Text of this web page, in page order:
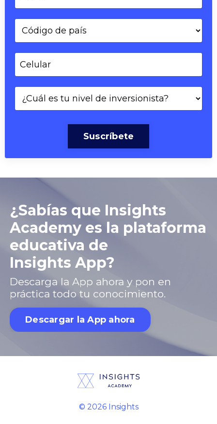
Suscríbete
¿Sabías que Insights
Academy es la plataforma
educativa de
Insights App?
Descarga la App ahora y pon en
práctica todo tu conocimiento.
Descargar la App ahora
© 2026 Insights